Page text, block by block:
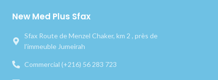
New Med Plus Sfax
Sfax Route de Menzel Chaker, km 2 , près de
l’immeuble Jumeirah
Commercial (+216) 56 283 723